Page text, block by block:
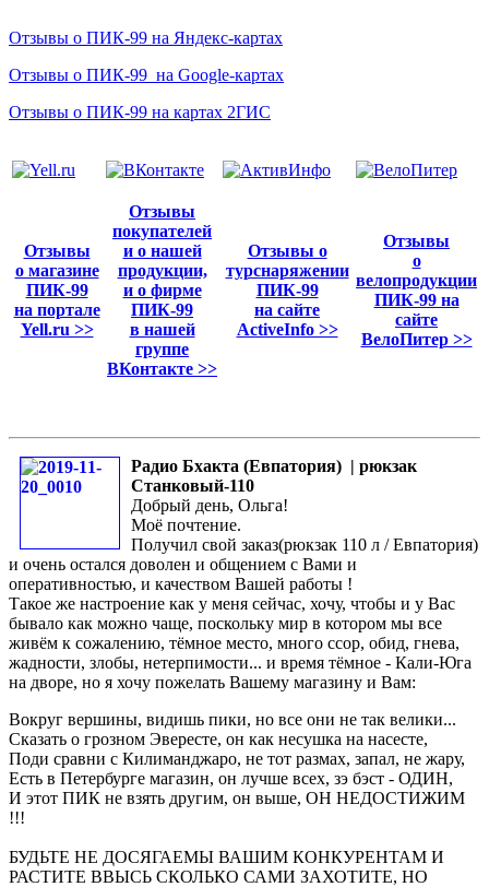
Отзывы о ПИК-99 на Яндекс-картах
Отзывы о ПИК-99 на Google-картах
Отзывы о ПИК-99 на картах 2ГИС
Отзывы
о магазине
ПИК-99
на портале
Yell.ru >>
Отзывы
покупателей
и о нашей
продукции,
и о фирме
ПИК-99
в нашей
группе
ВКонтакте >>
Отзывы о
турснаряжении
ПИК-99
на сайте
ActiveInfo >>
Отзывы
о
велопродукции
ПИК-99 на
сайте
ВелоПитер >>
Радио Бхакта (Евпатория) | рюкзак
Станковый-110
Добрый день, Ольга!
Моё почтение.
Получил свой заказ(рюкзак 110 л / Евпатория)
и очень остался доволен и общением с Вами и
оперативностью, и качеством Вашей работы !
Такое же настроение как у меня сейчас, хочу, чтобы и у Вас
бывало как можно чаще, поскольку мир в котором мы все
живём к сожалению, тёмное место, много ссор, обид, гнева,
жадности, злобы, нетерпимости... и время тёмное - Кали-Юга
на дворе, но я хочу пожелать Вашему магазину и Вам:
Вокруг вершины, видишь пики, но все они не так велики...
Сказать о грозном Эвересте, он как несушка на насесте,
Поди сравни с Килиманджаро, не тот размах, запал, не жару,
Есть в Петербурге магазин, он лучше всех, зэ бэст - ОДИН,
И этот ПИК не взять другим, он выше, ОН НЕДОСТИЖИМ
!!!
БУДЬТЕ НЕ ДОСЯГАЕМЫ ВАШИМ КОНКУРЕНТАМ И
РАСТИТЕ ВВЫСЬ СКОЛЬКО САМИ ЗАХОТИТЕ, НО